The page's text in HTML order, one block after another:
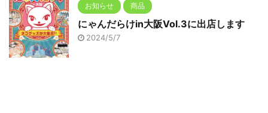
お知らせ 商品
にゃんだらけin大阪Vol.3に出店します
2024/5/7